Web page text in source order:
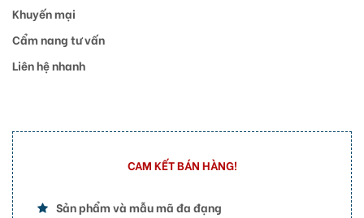
Khuyến mại
Cẩm nang tư vấn
Liên hệ nhanh
CAM KẾT BÁN HÀNG!
Sản phẩm và mẫu mã đa đạng